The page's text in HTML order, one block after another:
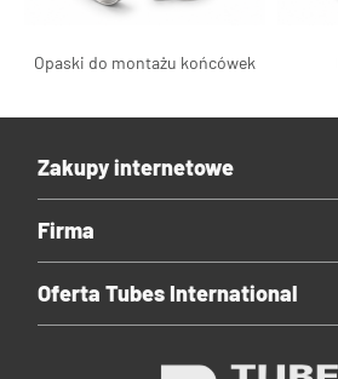
Opaski do montażu końcówek
Zakupy internetowe
Firma
Oferta Tubes International